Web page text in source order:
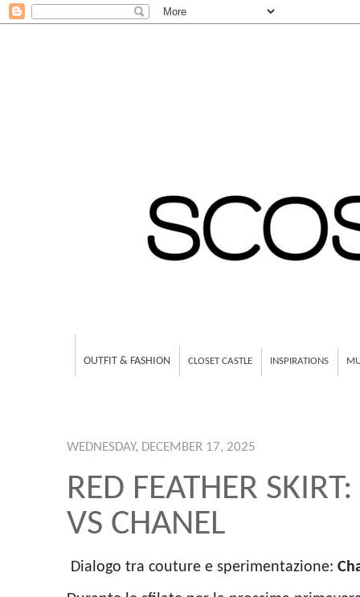
OUTFIT & FASHION CLOSET CASTLE INSPIRATIONS
WEDNESDAY, DECEMBER 17, 2025
RED FEATHER
VS CHANEL
Dialogo tra couture e sperimentazione: